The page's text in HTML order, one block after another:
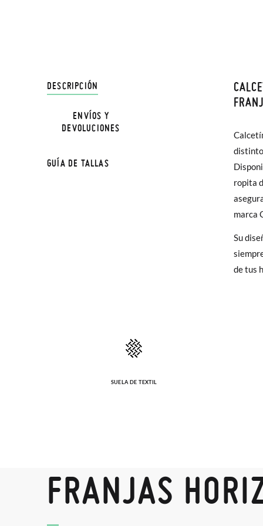
DESCRIPCIÓN
ropita
marca
Su
de tus
ENVÍOS Y
DEVOLUCIONES
En
hasta
poco
En
Sólo
elijas,
para
talla y
En
GUÍA DE TALLAS
TALLA
SUELA DE TEXTIL
FRANJAS